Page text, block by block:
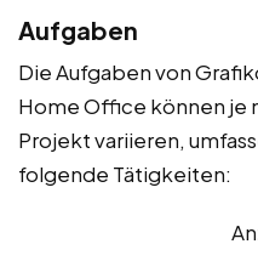
Aufgaben
Die Aufgaben von
Home Office können je
Projekt variieren,
folgende Tätigkeiten: